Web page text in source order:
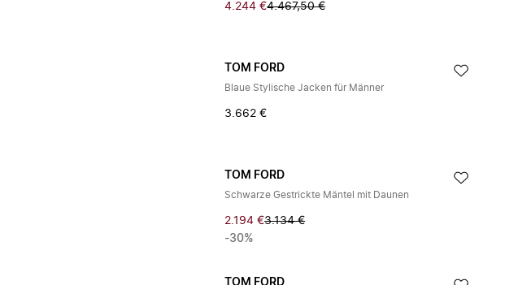
4.244 €4.467,50 €
TOM FORD
Blaue Stylische Jacken für Männer
3.662 €
TOM FORD
Schwarze Gestrickte Mäntel mit Daunen
2.194 €3.134 €
-30%
TOM FORD